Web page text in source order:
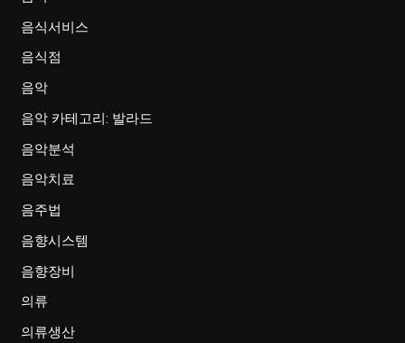
음식서비스
음식점
음악
음악 카테고리: 발라드
음악분석
음악치료
음주법
음향시스템
음향장비
의류
의류생산